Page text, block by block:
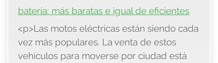
batería: más baratas e igual de eficientes
<p>Las motos eléctricas están siendo cada
vez más populares. La venta de estos
vehículos para moverse por ciudad está